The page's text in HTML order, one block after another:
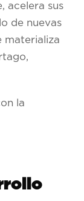
acelera sus
de nuevas
materializa
la